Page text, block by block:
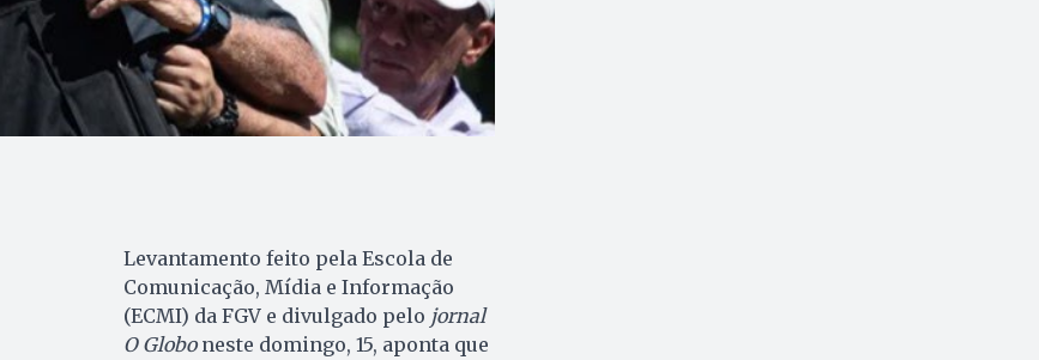
Levantamento feito pela Escola de
Comunicação, Mídia e Informação
(ECMI) da FGV e divulgado pelo jornal
O Globo neste domingo, 15, aponta que